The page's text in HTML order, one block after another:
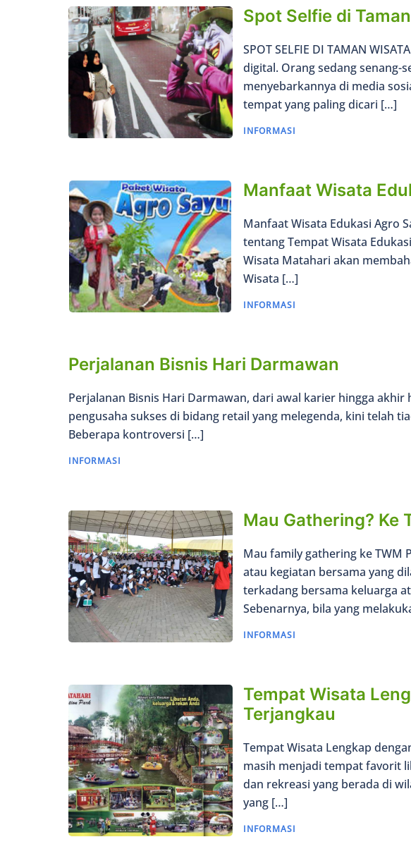
Spot Selfie di
SPOT SELFIE DI TAMAN
digital. Orang sedang senang-
menyebarkannya di media
tempat yang paling dicari […]
INFORMASI
Manfaat Wisata
Manfaat Wisata Edukasi Agro
tentang Tempat Wisata
Wisata Matahari akan
Wisata […]
INFORMASI
Perjalanan Bisnis Hari Darmawan
Perjalanan Bisnis Hari Darmawan, dari awal karier hingga
pengusaha sukses di bidang retail yang melegenda, kini telah
Beberapa kontroversi […]
INFORMASI
Mau Gathering? Ke
Mau family gathering ke TWM
atau kegiatan bersama yang
terkadang bersama keluarga
Sebenarnya, bila yang
INFORMASI
Tempat Wisata
Terjangkau
Tempat Wisata Lengkap
masih menjadi tempat favorit
dan rekreasi yang berada di
yang […]
INFORMASI